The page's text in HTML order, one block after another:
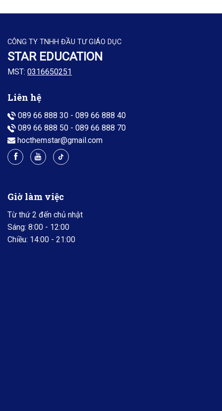
CÔNG TY TNHH ĐẦU TƯ GIÁO DỤC
STAR EDUCATION
MST: 0316650251
Liên hệ
089 66 888 30 - 089 66 888 40
089 66 888 50 - 089 66 888 70
hocthemstar@gmail.com
Giờ làm việc
Từ thứ 2 đến chủ nhật
Sáng: 8:00 - 12:00
Chiều: 14:00 - 21:00